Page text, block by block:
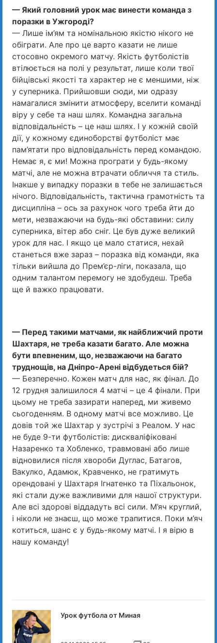
— Який головний урок має винести команда з
поразки в Ужгороді?
— Лише ім’ям та номінальною якістю нікого не
обіграти. Але про це варто казати не лише
стосовно окремого матчу. Якість футболістів
втілюється на полі у результат, лише коли твої
бійцівські якості та характер не є меншими, ніж
у суперника. Прийшовши сюди, ми одразу
намагалися змінити атмосферу, вселити команді
віру у себе та наш шлях. Командна загальна
відповідальність – це наш шлях. І у кожній своїй
дії, у кожному єдиноборстві футболіст має
пам’ятати про відповідальність перед командою.
Немає я, є ми! Можна програти у будь-якому
матчі, але не можна втрачати обличчя та стиль.
Інакше у випадку поразки в тебе не залишається
нічого. Відповідальність, тактична грамотність та
дисципліна – ось за рахунок чого треба йти до
мети, незважаючи на будь-які обставини: силу
суперника, вітер або сніг. Це був дуже великий
урок для нас. І якщо це мало статися, нехай
станеться вже зараз – поразка від команди, яка
тільки вийшла до Прем’єр-ліги, показала, що
одним талантом перемогу не здобудеш. Треба
ще й важко працювати.
— Перед такими матчами, як найближчий проти
Шахтаря, не треба казати багато. Але можна
бути впевненим, що, незважаючи на багато
труднощів, на Дніпро-Арені відбудеться бій?
— Безперечно. Кожен матч для нас, як фінал. До
12 грудня залишилося 4 матчі – це 4 фінали. При
цьому не треба зазирати наперед, ми живемо
сьогоденням. В одному матчі все можливо. Це
довів той же Шахтар у зустрічі з Реалом. У нас
не буде 9-ти футболістів: дискваліфіковані
Назаренко та Хобленко, травмовані або лише
відновилися після хвороби Дуглас, Батагов,
Вакулко, Адамюк, Кравченко, не гратимуть
орендовані у Шахтаря Ігнатенко та Піхальонок,
які стали дуже важливими для нашої структури.
Але всі здорові віддадуть всі сили. М’яч круглий,
і ніколи не знаєш, що може трапитися. Поки м’яч
котиться, шанс є у будь-якому матчі. І я вірю в
нашу команду!
Урок футбола от Миная